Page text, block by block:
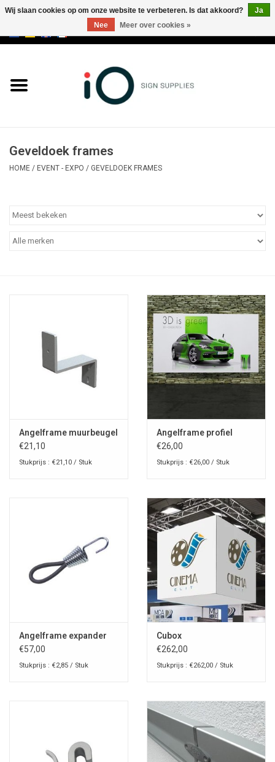
Merken
Geveldoek frames
HOME / EVENT - EXPO / GEVELDOEK FRAMES
Angelframe muurbeugel
€21,10
Stukprijs : €21,10 / Stuk
Angelframe profiel
€26,00
Stukprijs : €26,00 / Stuk
Angelframe expander
€57,00
Stukprijs : €2,85 / Stuk
Cubox
€262,00
Stukprijs : €262,00 / Stuk
Wij slaan cookies op om onze website te verbeteren. Is dat akkoord?
Ja
Nee
Meer over cookies »